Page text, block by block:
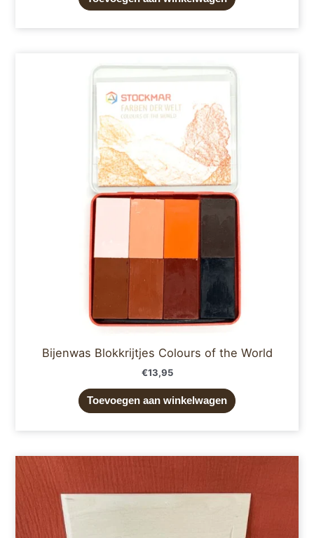
Bijenwas Blokkrijtjes Colours of the World
€13,95
Toevoegen aan winkelwagen